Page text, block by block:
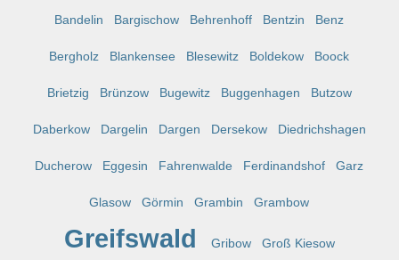
Bandelin Bargischow Behrenhoff Bentzin Benz
Bergholz Blankensee Blesewitz Boldekow Boock
Brietzig Brünzow Bugewitz Buggenhagen Butzow
Daberkow Dargelin Dargen Dersekow Diedrichshagen
Ducherow Eggesin Fahrenwalde Ferdinandshof Garz
Glasow Görmin Grambin Grambow
Greifswald Gribow Groß Kiesow